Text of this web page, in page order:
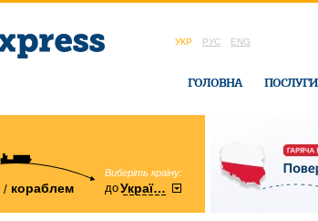
УКР РУС ENG
ГОЛОВНА ПОСЛУГИ
кораблем
Виберіть країну:
доУкраїни
область:
Вінницька